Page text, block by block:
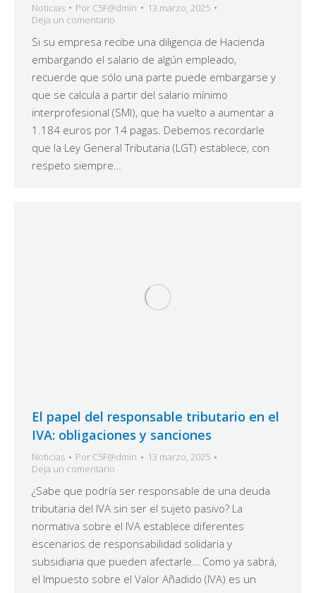
Noticias Por C5F@dmin
13 marzo, 2025
Deja un comentario
Si su empresa recibe una diligencia de Hacienda
embargando el salario de algún empleado,
recuerde que sólo una parte puede embargarse y
que se calcula a partir del salario mínimo
interprofesional (SMI), que ha vuelto a aumentar a
1.184 euros por 14 pagas. Debemos recordarle
que la Ley General Tributaria (LGT) establece, con
respeto siempre…
El papel del responsable tributario en el
IVA: obligaciones y sanciones
Noticias Por C5F@dmin
13 marzo, 2025
Deja un comentario
¿Sabe que podría ser responsable de una deuda
tributaria del IVA sin ser el sujeto pasivo? La
normativa sobre el IVA establece diferentes
escenarios de responsabilidad solidaria y
subsidiaria que pueden afectarle… Como ya sabrá,
el Impuesto sobre el Valor Añadido (IVA) es un